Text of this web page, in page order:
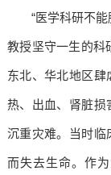
“医学科研不
教授坚守一生的科
东北、华北地区肆
热、出血、肾脏损
沉重灾难。当时临
而失去生命。作